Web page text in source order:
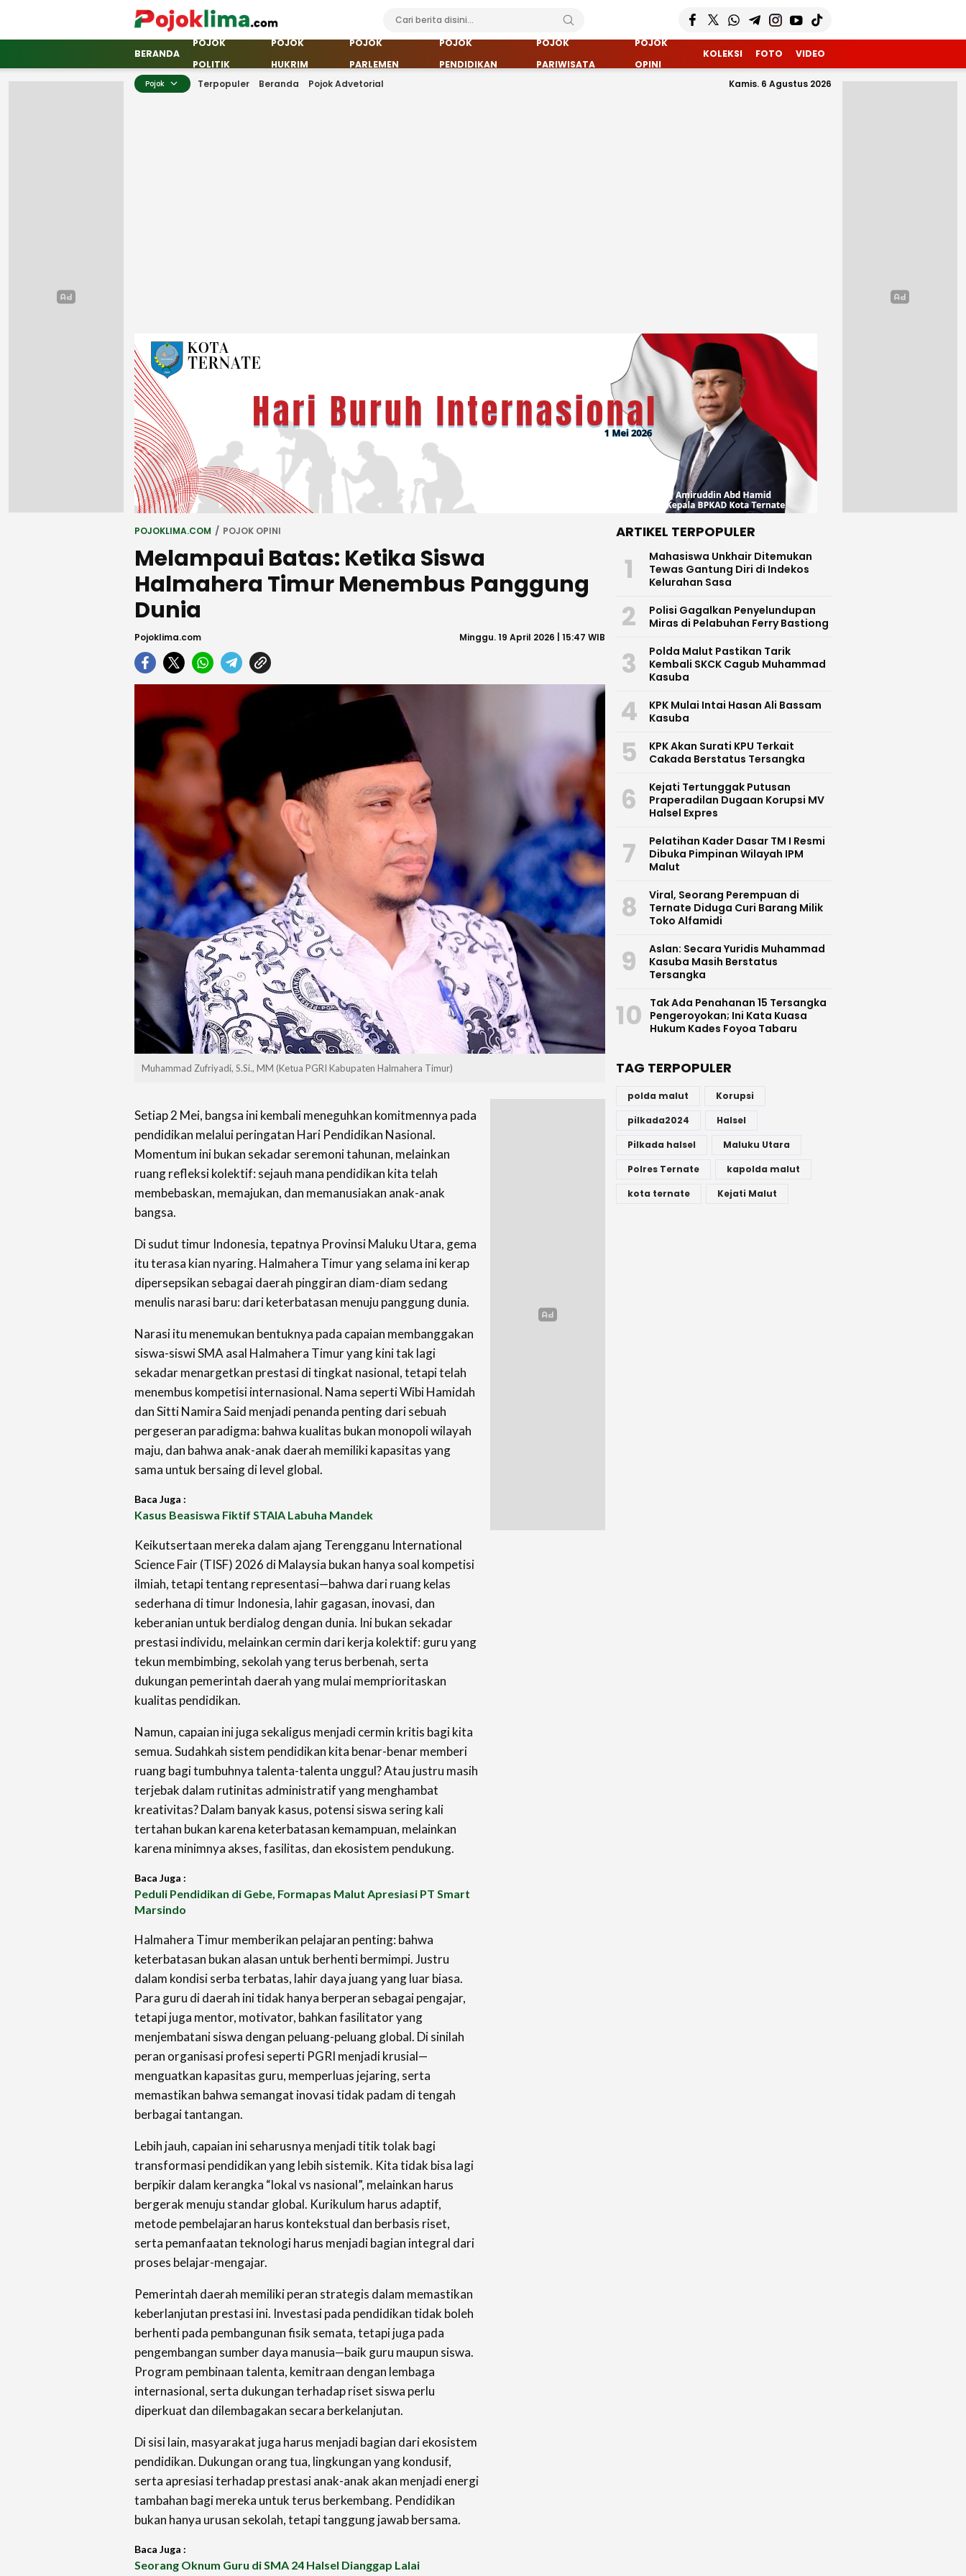
pojoklima.com
Mojokin
BERANDA
POJOK
POLITIK
POJOK
HUKRIM
POJOK
PARLEMEN
POJOK
PENDIDIKAN
POJOK
PARIWISATA
POJOK
OPINI
KOLEKSI FOTO VIDEO
Pojok Terpopuler Beranda Pojok Advetorial Kamis. 6 Agustus 2026
POJOKLIMA.COM POJOK OPINI
Melampaui Batas: Ketika Siswa
Halmahera Timur Menembus Panggung
Dunia
Pojoklima.com Minggu. 19 April 2026 | 15:47 WIB
Muhammad Zufriyadi, S.Si., MM (Ketua PGRI Kabupaten Halmahera Timur)
Setiap 2 Mei, bangsa ini kembali meneguhkan komitmennya pada
pendidikan melalui peringatan Hari Pendidikan Nasional.
Momentum ini bukan sekadar seremoni tahunan, melainkan
ruang refleksi kolektif: sejauh mana pendidikan kita telah
membebaskan, memajukan, dan memanusiakan anak-anak
bangsa.
Di sudut timur Indonesia, tepatnya Provinsi Maluku Utara, gema
itu terasa kian nyaring. Halmahera Timur yang selama ini kerap
dipersepsikan sebagai daerah pinggiran diam-diam sedang
menulis narasi baru: dari keterbatasan menuju panggung dunia.
Narasi itu menemukan bentuknya pada capaian membanggakan
siswa-siswi SMA asal Halmahera Timur yang kini tak lagi
sekadar menargetkan prestasi di tingkat nasional, tetapi telah
menembus kompetisi internasional. Nama seperti Wibi Hamidah
dan Sitti Namira Said menjadi penanda penting dari sebuah
pergeseran paradigma: bahwa kualitas bukan monopoli wilayah
maju, dan bahwa anak-anak daerah memiliki kapasitas yang
sama untuk bersaing di level global.
Baca Juga :
Kasus Beasiswa Fiktif STAIA Labuha Mandek
Keikutsertaan mereka dalam ajang Terengganu International
Science Fair (TISF) 2026 di Malaysia bukan hanya soal kompetisi
ilmiah, tetapi tentang representasi—bahwa dari ruang kelas
sederhana di timur Indonesia, lahir gagasan, inovasi, dan
keberanian untuk berdialog dengan dunia. Ini bukan sekadar
prestasi individu, melainkan cermin dari kerja kolektif: guru yang
tekun membimbing, sekolah yang terus berbenah, serta
dukungan pemerintah daerah yang mulai memprioritaskan
kualitas pendidikan.
Namun, capaian ini juga sekaligus menjadi cermin kritis bagi kita
semua. Sudahkah sistem pendidikan kita benar-benar memberi
ruang bagi tumbuhnya talenta-talenta unggul? Atau justru masih
terjebak dalam rutinitas administratif yang menghambat
kreativitas? Dalam banyak kasus, potensi siswa sering kali
tertahan bukan karena keterbatasan kemampuan, melainkan
karena minimnya akses, fasilitas, dan ekosistem pendukung.
Baca Juga :
Peduli Pendidikan di Gebe, Formapas Malut Apresiasi PT Smart
Marsindo
Halmahera Timur memberikan pelajaran penting: bahwa
keterbatasan bukan alasan untuk berhenti bermimpi. Justru
dalam kondisi serba terbatas, lahir daya juang yang luar biasa.
Para guru di daerah ini tidak hanya berperan sebagai pengajar,
tetapi juga mentor, motivator, bahkan fasilitator yang
menjembatani siswa dengan peluang-peluang global. Di sinilah
peran organisasi profesi seperti PGRI menjadi krusial—
menguatkan kapasitas guru, memperluas jejaring, serta
memastikan bahwa semangat inovasi tidak padam di tengah
berbagai tantangan.
Lebih jauh, capaian ini seharusnya menjadi titik tolak bagi
transformasi pendidikan yang lebih sistemik. Kita tidak bisa lagi
berpikir dalam kerangka “lokal vs nasional”, melainkan harus
bergerak menuju standar global. Kurikulum harus adaptif,
metode pembelajaran harus kontekstual dan berbasis riset,
serta pemanfaatan teknologi harus menjadi bagian integral dari
proses belajar-mengajar.
Pemerintah daerah memiliki peran strategis dalam memastikan
keberlanjutan prestasi ini. Investasi pada pendidikan tidak boleh
berhenti pada pembangunan fisik semata, tetapi juga pada
pengembangan sumber daya manusia—baik guru maupun siswa.
Program pembinaan talenta, kemitraan dengan lembaga
internasional, serta dukungan terhadap riset siswa perlu
diperkuat dan dilembagakan secara berkelanjutan.
Di sisi lain, masyarakat juga harus menjadi bagian dari ekosistem
pendidikan. Dukungan orang tua, lingkungan yang kondusif,
serta apresiasi terhadap prestasi anak-anak akan menjadi energi
tambahan bagi mereka untuk terus berkembang. Pendidikan
bukan hanya urusan sekolah, tetapi tanggung jawab bersama.
Baca Juga :
Seorang Oknum Guru di SMA 24 Halsel Dianggap Lalai
ARTIKEL TERPOPULER
1
Mahasiswa Unkhair Ditemukan
Tewas Gantung Diri di Indekos
Kelurahan Sasa
2
Polisi Gagalkan Penyelundupan
Miras di Pelabuhan Ferry Bastiong
3
Polda Malut Pastikan Tarik
Kembali SKCK Cagub Muhammad
Kasuba
4
KPK Mulai Intai Hasan Ali Bassam
Kasuba
5
KPK Akan Surati KPU Terkait
Cakada Berstatus Tersangka
6
Kejati Tertunggak Putusan
Praperadilan Dugaan Korupsi MV
Halsel Expres
7
Pelatihan Kader Dasar TM I Resmi
Dibuka Pimpinan Wilayah IPM
Malut
8
Viral, Seorang Perempuan di
Ternate Diduga Curi Barang Milik
Toko Alfamidi
9
Aslan: Secara Yuridis Muhammad
Kasuba Masih Berstatus
Tersangka
10
Tak Ada Penahanan 15 Tersangka
Pengeroyokan; Ini Kata Kuasa
Hukum Kades Foyoa Tabaru
TAG TERPOPULER
polda malut
Korupsi
pilkada2024
Halsel
Pilkada halsel
Maluku Utara
Polres Ternate
kapolda malut
kota ternate
Kejati Malut